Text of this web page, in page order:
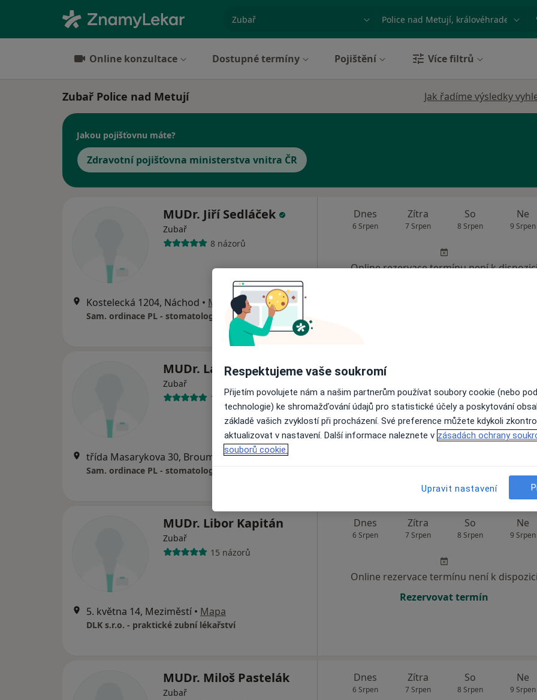
specializace, nemoc nebo příjmení Město nebo region
Online konzultace Dostupné termíny Pojištění Více filtrů
Zubař Police nad Metují Jak řadíme výsledky
Jakou pojišťovnu máte?
Zdravotní pojišťovna ministerstva vnitra ČR
MUDr. Jiří Sedláček
Zubař
8 názorů
Kostelecká 1204, Náchod • Mapa
Sam. ordinace PL - stomatologa
Dnes
6 Srpen
Zítra
7 Srpen
So
8 Srpen
Ne
9 Srpen
Online rezervace termínu není k
MUDr. Ladislav Růžička
Zubař
13 názorů
třída Masarykova 30, Broumov•Mapa
Sam. ordinace PL - stomatologa
Dnes
Online rezervace termínu není k
Rezervovat termín
MUDr. Libor Kapitán
Zubař
15 názorů
5. května 14, Meziměstí • Mapa
DLK s.r.o. - praktické zubní lékařství
Dnes
6 Srpen
Zítra
7 Srpen
So
8 Srpen
Ne
9 Srpen
Online rezervace termínu není k dispozici
Rezervovat termín
MUDr. Miloš Pastelák
Zubař
Dnes
6 Srpen
Zítra
7 Srpen
So
8 Srpen
Ne
9 Srpen
Respektujeme vaše soukromí
Přijetím povolujete nám a našim partnerům používat soubory cookie (nebo
technologie) ke shromažďování údajů pro statistické účely a poskytování
základě vašich zvyklostí při procházení. Své preference můžete kdykoli
aktualizovat v nastavení. Další informace naleznete v zásadách ochrany
souborů cookie.
Upravit nastavení